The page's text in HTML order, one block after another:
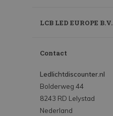
LCB LED EUROPE B.V.
Contact
Ledlichtdiscounter.nl
Bolderweg 44
8243 RD Lelystad
Nederland